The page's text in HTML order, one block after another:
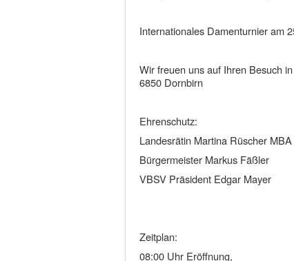
Internationales Damenturnier am
Wir freuen uns auf Ihren Besuch
6850 Dornbirn
Ehrenschutz:
Landesrätin Martina Rüscher
Bürgermeister Markus Fäßler
VBSV Präsident Edgar Mayer
Zeitplan:
08:00 Uhr Eröffnung,